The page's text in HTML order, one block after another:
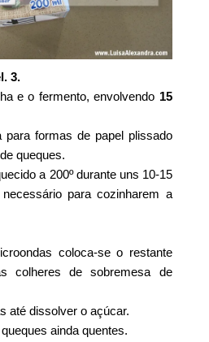
3.
e o fermento, envolvendo 15
para formas de papel plissado
queques.
a 200º durante uns 10-15
para cozinharem a
coloca-se o restante
colheres de sobremesa de
até dissolver o açúcar.
ainda quentes.